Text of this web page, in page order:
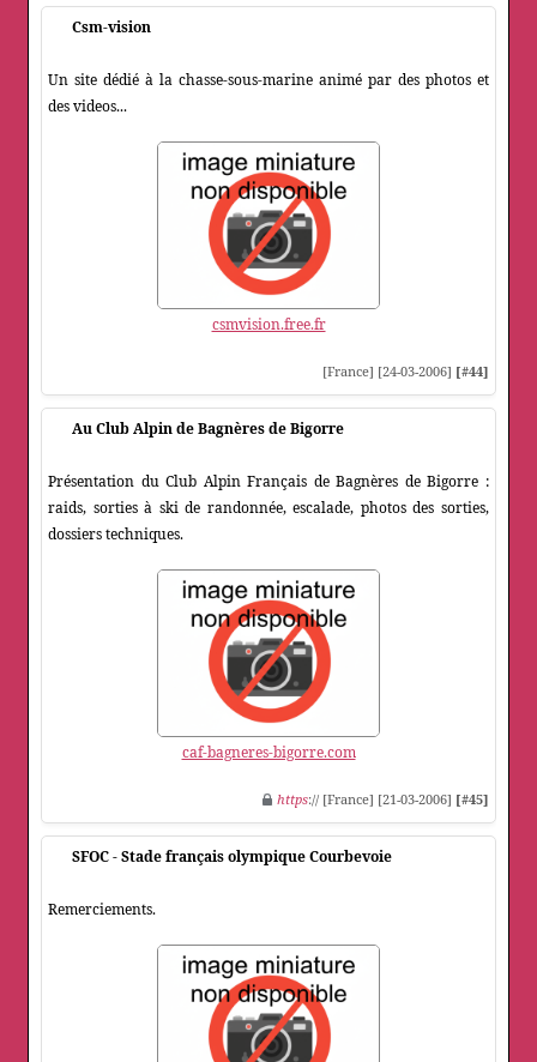
Csm-vision
Un site dédié à la chasse-sous-marine animé par des photos et
des videos...
csmvision.free.fr
[France] [24-03-2006] [#44]
Au Club Alpin de Bagnères de Bigorre
Présentation du Club Alpin Français de Bagnères de Bigorre :
raids, sorties à ski de randonnée, escalade, photos des sorties,
dossiers techniques.
caf-bagneres-bigorre.com
https:// [France] [21-03-2006] [#45]
SFOC - Stade français olympique Courbevoie
Remerciements.